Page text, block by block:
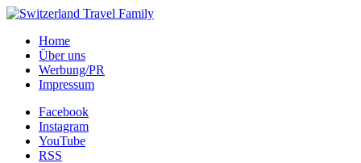
Home
Über uns
Werbung/PR
Impressum
Facebook
Instagram
YouTube
RSS